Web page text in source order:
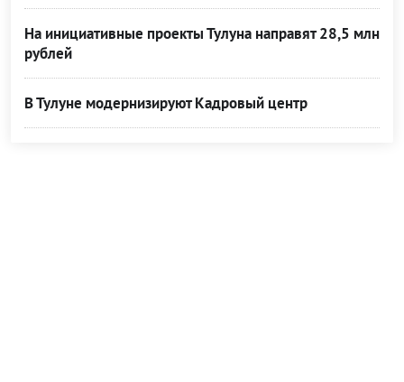
На инициативные проекты Тулуна направят 28,5 млн
рублей
В Тулуне модернизируют Кадровый центр